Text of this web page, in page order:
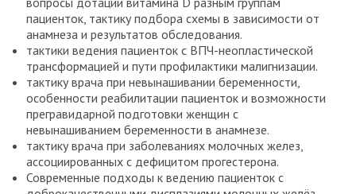
пациенток, тактику подбора схемы в зависимости от
анамнеза и результатов обследования.
тактики ведения пациенток с ВПЧ-неопластической
трансформацией и пути профилактики малигнизации.
тактику врача при невынашивании беременности,
особенности реабилитации пациенток и возможности
прегравидарной подготовки женщин с
невынашиванием беременности в анамнезе.
тактику врача при заболеваниях молочных желез,
ассоциированных с дефицитом прогестерона.
Современные подходы к ведению пациенток с